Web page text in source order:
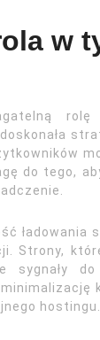
w
do tego,
ładowania
Strony,
do
hostingu.